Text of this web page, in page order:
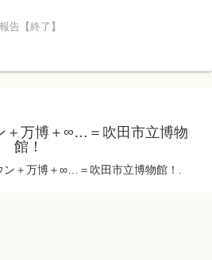
告【終了】
＋万博＋∞…＝吹田市立博物
館！
＋万博＋∞…＝吹田市立博物館！.